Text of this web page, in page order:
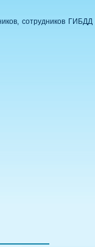
сотрудников